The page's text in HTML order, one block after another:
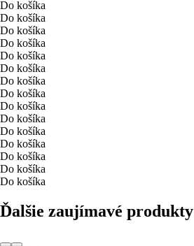
Do košíka
Do košíka
Do košíka
Do košíka
Do košíka
Do košíka
Do košíka
Do košíka
Do košíka
Do košíka
Do košíka
Do košíka
Do košíka
Do košíka
Do košíka
Ďalšie zaujímavé produkty